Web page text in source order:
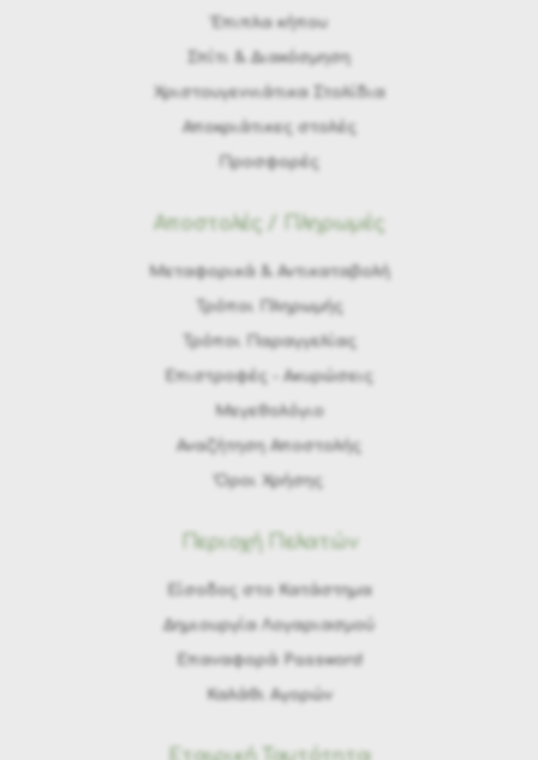
Έπιπλα κήπου
Σπίτι & Διακόσμηση
Χριστουγεννιάτικα Στολίδια
Αποκριάτικες στολές
Προσφορές
Αποστολές / Πληρωμές
Μεταφορικά & Αντικαταβολή
Τρόποι Πληρωμής
Τρόποι Παραγγελίας
Eπιστροφές - Ακυρώσεις
Μεγεθολόγιο
Αναζήτηση Αποστολής
Όροι Χρήσης
Περιοχή Πελατών
Είσοδος στο Κατάστημα
Δημιουργία Λογαριασμού
Επαναφορά Password
Καλάθι Αγορών